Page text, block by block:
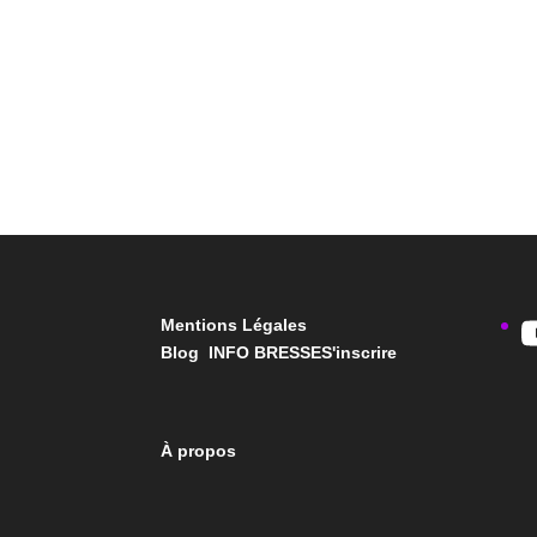
Mentions Légales
Blog INFO BRESSES'inscrire
À propos